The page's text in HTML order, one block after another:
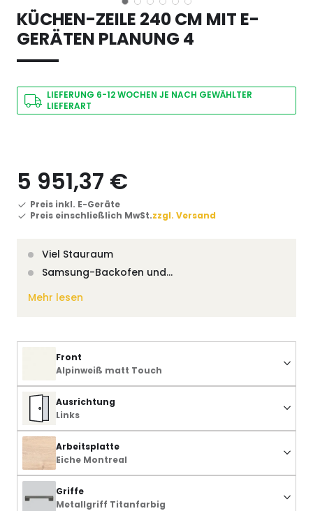
KÜCHEN-ZEILE 240 CM MIT E-
GERÄTEN PLANUNG 4
LIEFERUNG 6-12 WOCHEN JE NACH GEWÄHLTER
LIEFERART
5 951,37 €
Preis inkl. E-Geräte
Preis einschließlich MwSt.zzgl. Versand
Viel Stauraum
Samsung-Backofen und…
Mehr lesen
Front
Alpinweiß matt Touch
Ausrichtung
Links
Arbeitsplatte
Eiche Montreal
Griffe
Metallgriff Titanfarbig